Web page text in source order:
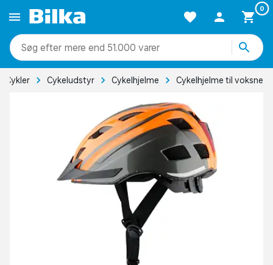
0
mere end 51.000 varer
Cykler Cykeludstyr Cykelhjelme Cykelhjelme til voksne